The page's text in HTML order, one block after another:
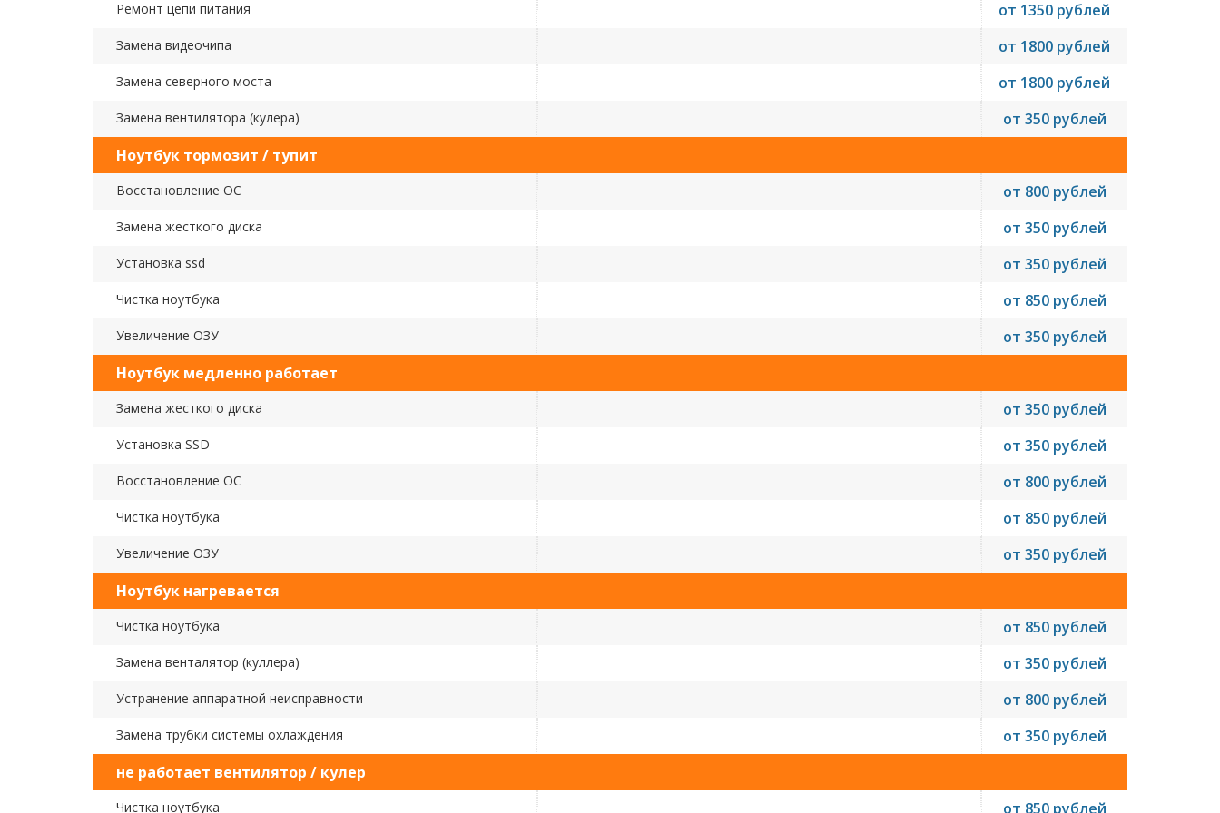
Ремонт цепи питания от 1350 рублей
Замена видеочипа от 1800 рублей
Замена северного моста от 1800 рублей
Замена вентилятора (кулера)
от 350 рублей
Ноутбук тормозит / тупит
Восстановление ОС от 800 рублей
Замена жесткого диска от 350 рублей
Установка ssd от 350 рублей
Чистка ноутбука от 850 рублей
Увеличение ОЗУ
от 350 рублей
Ноутбук медленно работает
Замена жесткого диска от 350 рублей
Установка SSD от 350 рублей
Восстановление ОС от 800 рублей
Чистка ноутбука от 850 рублей
Увеличение ОЗУ
от 350 рублей
Ноутбук нагревается
Чистка ноутбука от 850 рублей
Замена венталятор (куллера) от 350 рублей
Устранение аппаратной неисправности от 800 рублей
Замена трубки системы охлаждения
от 350 рублей
не работает вентилятор / кулер
Чистка ноутбука от 850 рублей